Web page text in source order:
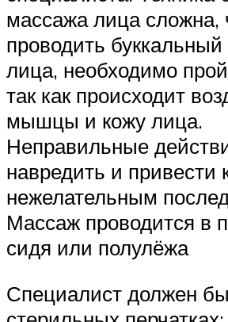
массажа лица сложна,
проводить
лица, необходимо
так как происходит
мышцы и кожу лица.
Неправильные
навредить и привести
нежелательным
Массаж проводится в
сидя или полулёжа
Специалист должен